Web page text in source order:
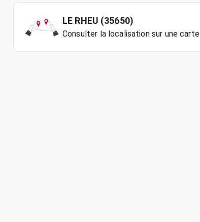
LE RHEU (35650)
Consulter la localisation sur une carte